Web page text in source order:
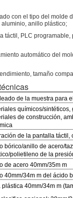
con el tipo del molde
anillo plástico;
táctil, PLC
automático del
tamaño
de la muestra para
químicos/
de construcción,
de la pantalla táctil,
bórico/anillo de acero/
polietileno de la
de acero 40mm/35m m
40mm/34m m del ácido
plástica 40mm/34m m